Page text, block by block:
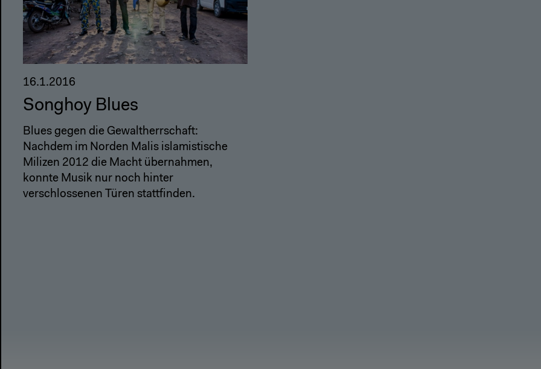
16.1.2016
Songhoy Blues
Blues gegen die Gewaltherrschaft:
Nachdem im Norden Malis islamistische
Milizen 2012 die Macht übernahmen,
konnte Musik nur noch hinter
verschlossenen Türen stattfinden.